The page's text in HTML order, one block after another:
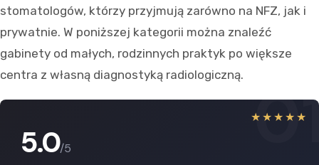
stomatologów, którzy przyjmują zarówno na NFZ, jak i
prywatnie. W poniższej kategorii można znaleźć
gabinety od małych, rodzinnych praktyk po większe
centra z własną diagnostyką radiologiczną.
★★★★★
5.0/5